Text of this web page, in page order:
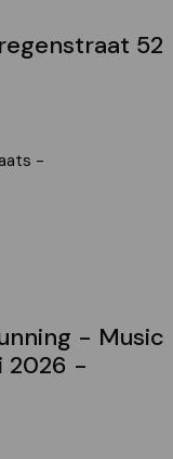
52
-
- Music
2026 -